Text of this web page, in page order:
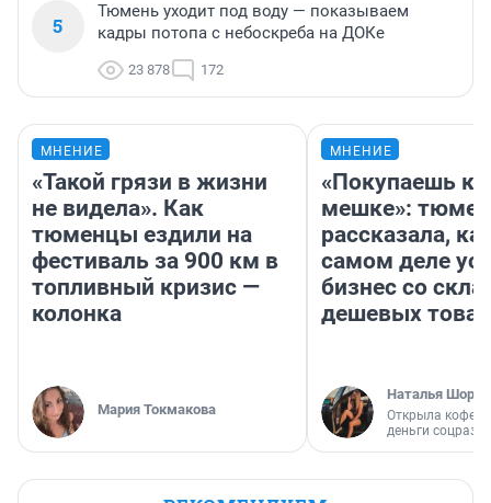
5
Тюмень уходит под воду — показываем
кадры потопа с небоскреба на ДОКе
23 878 172
МНЕНИЕ
«Такой грязи в жизни
не видела». Как
тюменцы ездили на
фестиваль за 900 км в
топливный кризис —
колонка
Мария Токмакова
МНЕНИЕ
«Покупаешь
мешке»:
рассказала,
самом деле
бизнес со
дешевых
Наталья
Открыла
деньги